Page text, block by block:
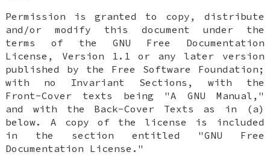
Permission is granted to copy, distribute
and/or modify this document under the
terms of the GNU Free Documentation
License, Version 1.1 or any later version
published by the Free Software Foundation;
with no Invariant Sections, with the
Front-Cover texts being "A GNU Manual,"
and with the Back-Cover Texts as in (a)
below. A copy of the license is included
in the section entitled "GNU Free
Documentation License."